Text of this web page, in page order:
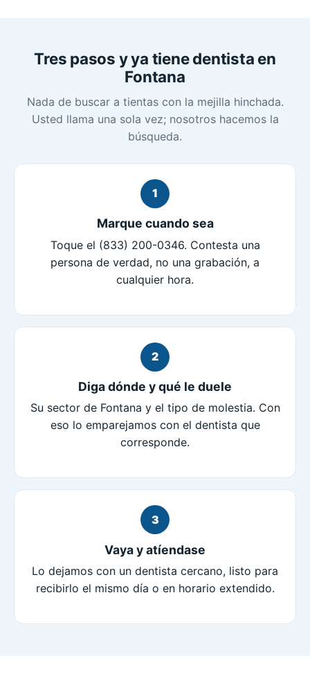
Tres pasos y ya tiene dentista en
Fontana
Nada de buscar a tientas con la mejilla hinchada.
Usted llama una sola vez; nosotros hacemos la
búsqueda.
1
Marque cuando sea
Toque el (833) 200-0346. Contesta una
persona de verdad, no una grabación, a
cualquier hora.
2
Diga dónde y qué le duele
Su sector de Fontana y el tipo de molestia. Con
eso lo emparejamos con el dentista que
corresponde.
3
Vaya y atíendase
Lo dejamos con un dentista cercano, listo para
recibirlo el mismo día o en horario extendido.